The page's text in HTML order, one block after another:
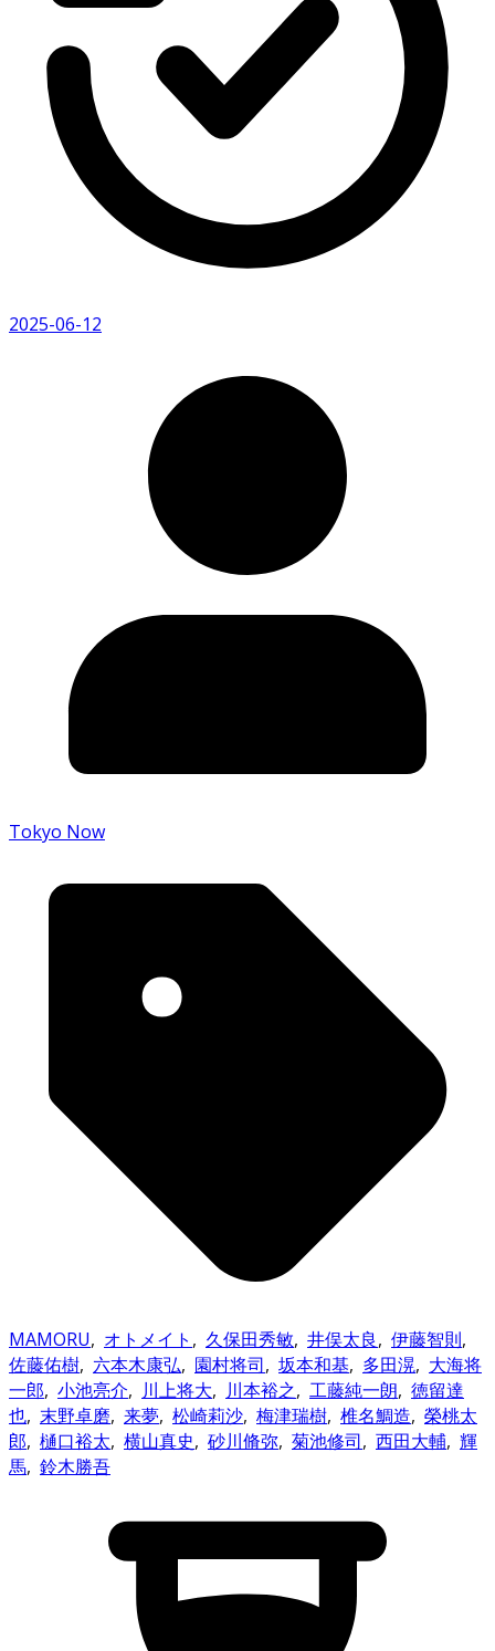
2025-06-12
Tokyo Now
MAMORU, オトメイト , 久保田秀敏, 井俣太良, 伊藤智則,
佐藤佑樹, 六本木康弘, 園村将司, 坂本和基, 多田滉, 大海将
一郎, 小池亮介, 川上将大, 川本裕之, 工藤純一朗, 徳留達
也, 末野卓磨, 来夢, 松崎莉沙, 梅津瑞樹, 椎名鯛造, 榮桃太
郎, 樋口裕太, 横山真史, 砂川脩弥, 菊池修司, 西田大輔, 輝
馬, 鈴木勝吾